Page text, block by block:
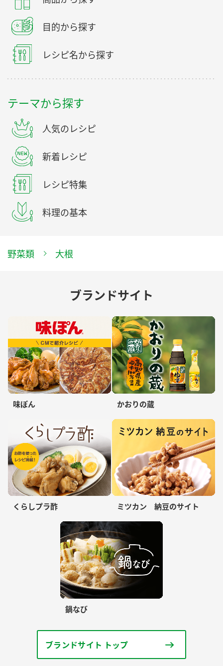
目的から探す
レシピ名から探す
テーマから探す
人気のレシピ
新着レシピ
レシピ特集
料理の基本
野菜類 大根
ブランドサイト
味ぽん かおりの蔵
くらしプラ酢 ミツカン 納豆のサイト
鍋なび
ブランドサイト トップ